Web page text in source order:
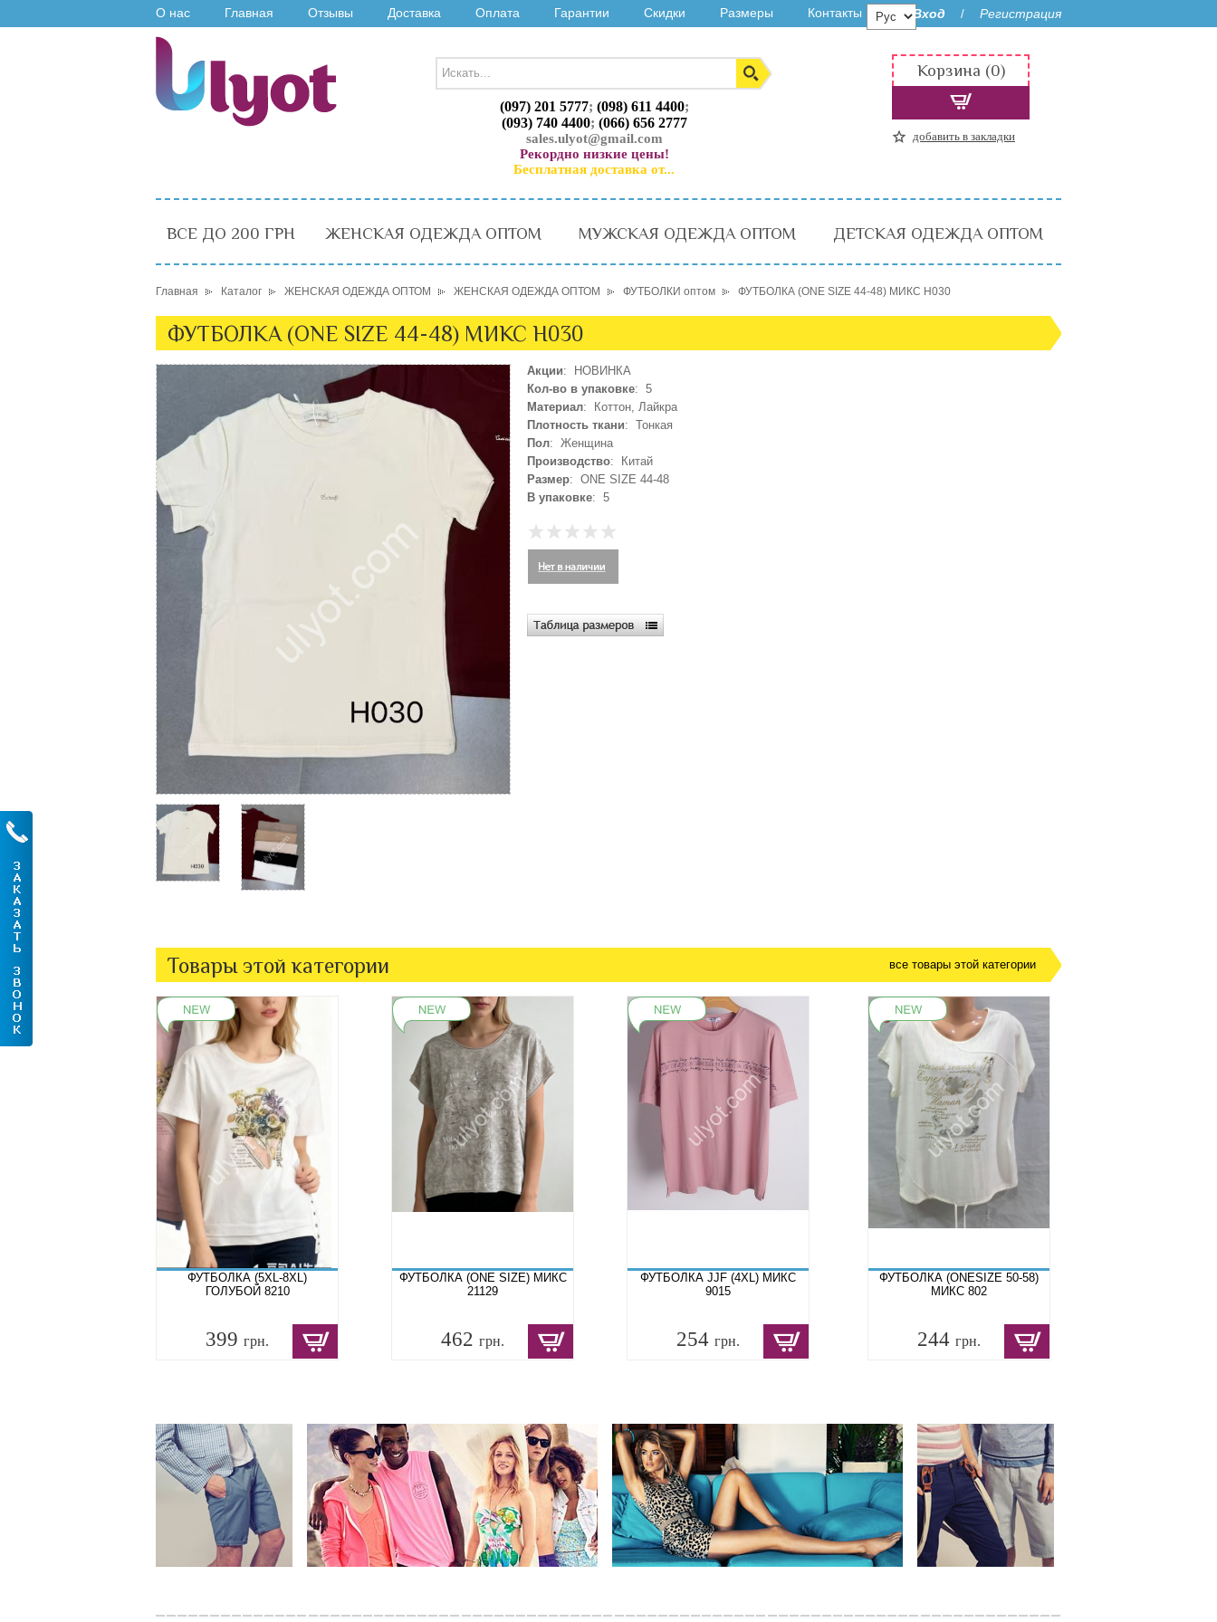
О нас Главная Отзывы Доставка Оплата Гарантии Скидки Размеры Контакты Вход / Регистрация
(097) 201 5777; (098) 611 4400;
(093) 740 4400; (066) 656 2777
sales.ulyot@gmail.com
Рекордно низкие цены!
Бесплатная доставка от...
Корзина (0)
добавить в закладки
ВСЕ ДО 200 ГРН ЖЕНСКАЯ ОДЕЖДА ОПТОМ МУЖСКАЯ ОДЕЖДА ОПТОМ ДЕТСКАЯ ОДЕЖДА ОПТОМ
Главная Каталог ЖЕНСКАЯ ОДЕЖДА ОПТОМ ЖЕНСКАЯ ОДЕЖДА ОПТОМ ФУТБОЛКИ оптом ФУТБОЛКА (ONE SIZE 44-48) МИКС H030
ФУТБОЛКА (ONE SIZE 44-48) МИКС H030
Акции: НОВИНКА
Кол-во в упаковке: 5
Материал: Коттон, Лайкра
Плотность ткани: Тонкая
Пол: Женщина
Производство: Китай
Размер: ONE SIZE 44-48
В упаковке: 5
Товары этой категории все товары этой категории
ФУТБОЛКА (5XL-8XL)
ГОЛУБОЙ 8210
399 грн.
ФУТБОЛКА (ONE SIZE) МИКС
21129
462 грн.
ФУТБОЛКА JJF (4XL) МИКС
9015
254 грн.
ФУТБОЛКА (ONESIZE 50-58)
МИКС 802
244 грн.